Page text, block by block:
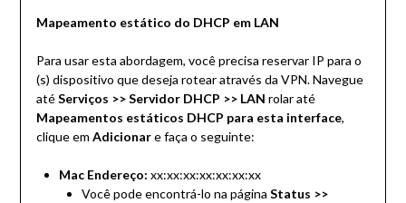
Mapeamento estático do DHCP em LAN
Para usar esta abordagem, você precisa reservar IP para o
(s) dispositivo que deseja rotear através da VPN. Navegue
atéServiços >> Servidor DHCP >> LAN rolar até
Mapeamentos estáticos DHCP para esta interface,
clique em Adicionare faça o seguinte:
Mac Endereço: xx:xx:xx:xx:xx:xx:xx
Você pode encontrá-lo na página Status >>